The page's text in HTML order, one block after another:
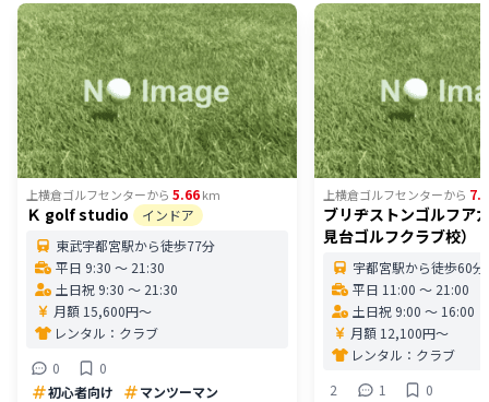
上横倉ゴルフセンターから 5.66km
Ｋ golf studio
インドア
東武宇都宮駅から徒歩77分
平日 9:30 〜 21:30
土日祝 9:30 〜 21:30
月額 15,600円〜
レンタル： クラブ
0
0
初心者向け
マンツーマン
上横倉ゴルフセンターから
ブリヂストンゴルフア
見台ゴルフクラブ校）
宇都宮駅から徒歩60分
平日 11:00 〜 21:00
土日祝 9:00 〜 16:00
月額 12,100円〜
レンタル： クラブ
2
1
0